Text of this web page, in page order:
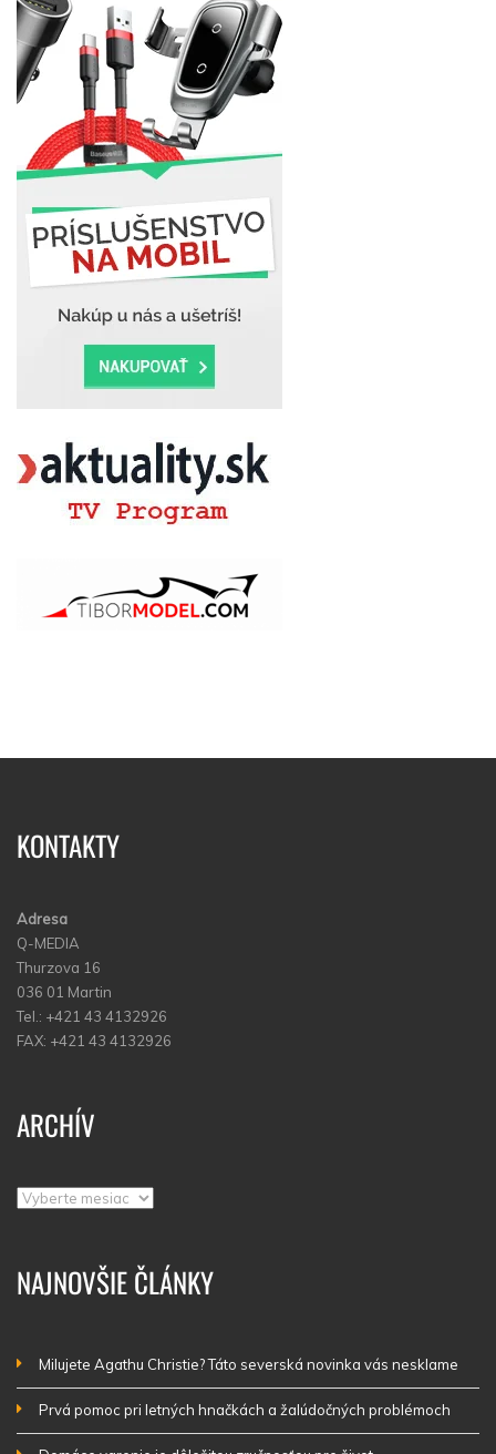
KONTAKTY
Adresa
Q-MEDIA
Thurzova 16
036 01 Martin
Tel.: +421 43 4132926
FAX: +421 43 4132926
ARCHÍV
Archív
NAJNOVŠIE ČLÁNKY
Milujete Agathu Christie? Táto severská novinka vás nesklame
Prvá pomoc pri letných hnačkách a žalúdočných problémoch